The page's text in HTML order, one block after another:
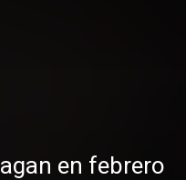
en febrero